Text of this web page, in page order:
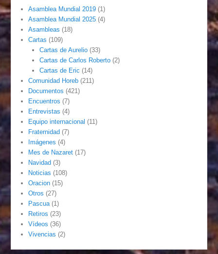
Asamblea Mundial 2019 (1)
Asamblea Mundial 2025 (4)
Asambleas (18)
Cartas (109)
Cartas de Aurelio(33)
Cartas de Carlos Roberto(2)
Cartas de Eric (14)
Comunidad Horeb (211)
Documentos (421)
Encuentros (7)
Entrevistas (4)
Equipo internacional (11)
Fraternidad (7)
Imágenes (4)
Mes de Nazaret (17)
Navidad (3)
Noticias (108)
Oracion (15)
Otros (27)
Pascua (1)
Retiros (23)
Vídeos (36)
Vivencias (2)